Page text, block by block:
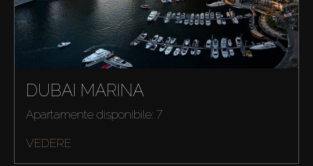
DUBAI MARINA
Apartamente disponibile: 7
VEDERE